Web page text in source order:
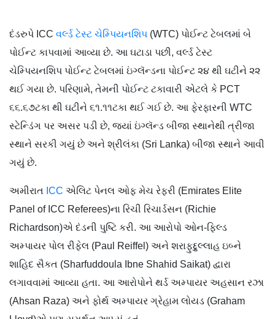
દંડરુપે ICC વર્લ્ડ ટેસ્ટ ચેમ્પિયનશિપ (WTC) પોઈન્ટ ટેબલમાં બે
પોઈન્ટ કાપવામાં આવ્યા છે. આ ઘટાડા પછી, વર્લ્ડ ટેસ્ટ
ચેમ્પિયનશિપ પોઈન્ટ ટેબલમાં ઇંગ્લૅન્ડના પોઈન્ટ ૨૪ થી ઘટીને ૨૨
થઈ ગયા છે. પરિણામે, તેમની પોઈન્ટ ટકાવારી એટલે કે PCT
૬૬.૬૭ટકા થી ઘટીને ૬૧.૧૧ટકા થઈ ગઈ છે. આ ફેરફારની WTC
સ્ટેન્ડિંગ પર અસર પડી છે, જ્યાં ઇંગ્લૅન્ડ બીજા સ્થાનેથી ત્રીજા
સ્થાને સરકી ગયું છે અને શ્રીલંકા (Sri Lanka) બીજા સ્થાને આવી
ગયું છે.
અમીરાત ICC એલિટ પેનલ ઓફ મેચ રેફરી (Emirates Elite
Panel of ICC Referees)ના રિચી રિચાર્ડસન (Richie
Richardson)એ દંડની પુષ્ટિ કરી. આ આરોપો ઓન-ફિલ્ડ
અમ્પાયર પોલ રીફેલ (Paul Reiffel) અને શરાફુદ્દુલ્લાહ ઇબ્ને
શાહિદ સૈકત (Sharfuddoula Ibne Shahid Saikat) દ્વારા
લગાવવામાં આવ્યા હતા. આ આરોપોને થર્ડ અમ્પાયર અહસાન રઝા
(Ahsan Raza) અને ફોર્થ અમ્પાયર ગ્રેહામ લોયડ (Graham